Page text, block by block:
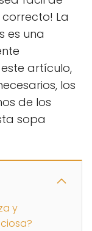
La
es una
artículo,
los
de los
sopa
y